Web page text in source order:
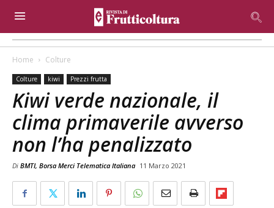
Home Colture
Colture kiwi Prezzi frutta
Kiwi verde nazionale, il
clima primaverile avverso
non l’ha penalizzato
Di BMTI, Borsa Merci Telematica Italiana 11 Marzo 2021